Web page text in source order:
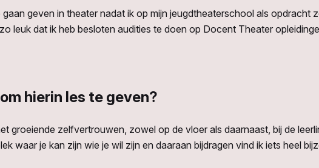
geven in theater nadat ik op mijn jeugdtheaterschool als opdracht
leuk dat ik heb besloten audities te doen op Docent Theater
hierin les te geven?
groeiende zelfvertrouwen, zowel op de vloer als daarnaast, bij de
waar je kan zijn wie je wil zijn en daaraan bijdragen vind ik iets heel